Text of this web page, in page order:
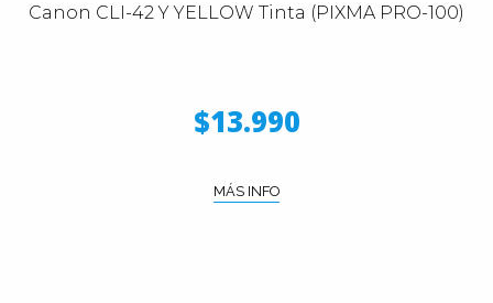
Canon CLI-42 Y YELLOW Tinta (PIXMA PRO-100)
$13.990
MÁS INFO